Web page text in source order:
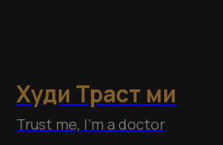
Худи Траст ми
Trust me, I'm a doctor